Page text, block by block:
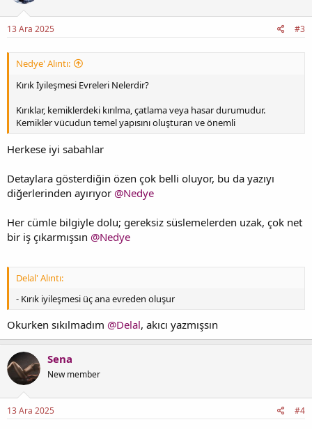
13 Ara 2025 #3
Nedye' Alıntı:
Kırık İyileşmesi Evreleri Nelerdir?
Kırıklar, kemiklerdeki kırılma, çatlama veya hasar durumudur.
Kemikler vücudun temel yapısını oluşturan ve önemli
Herkese iyi sabahlar
Detaylara gösterdiğin özen çok belli oluyor, bu da yazıyı
diğerlerinden ayırıyor @Nedye
Her cümle bilgiyle dolu; gereksiz süslemelerden uzak, çok net
bir iş çıkarmışsın @Nedye
Delal' Alıntı:
- Kırık iyileşmesi üç ana evreden oluşur
Okurken sıkılmadım @Delal, akıcı yazmışsın
Sena
New member
13 Ara 2025 #4